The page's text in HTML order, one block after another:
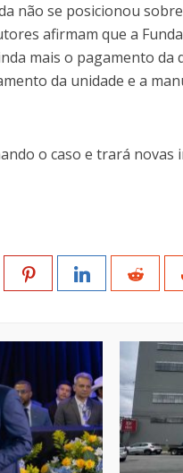
não se posicionou
afirmam que a
mais o pagamento da
da unidade e a
o caso e trará novas